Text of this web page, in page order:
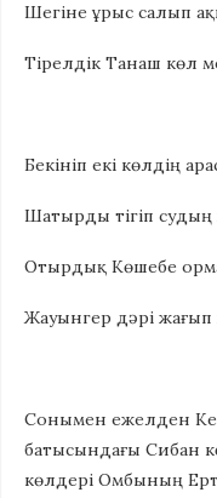
Шегіне ұрыс салып
Тірелдік Танаш көл
Бекініп екі көлдің
Шатырды тігіп судың
Отырдық Көшебе
Жауынгер дәрі
Сонымен ежелден
батысындағы Сибан
көлдері Омбының